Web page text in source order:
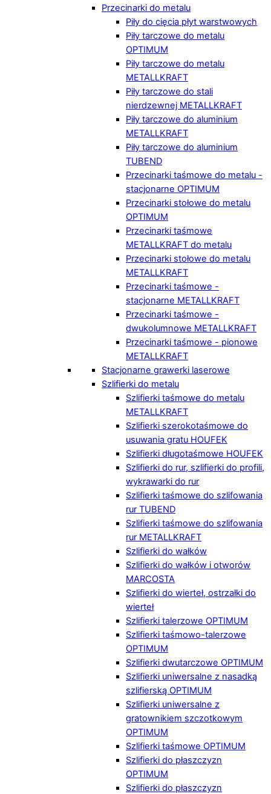
Przecinarki do metalu
Piły do cięcia płyt warstwowych
Piły tarczowe do metalu
OPTIMUM
Piły tarczowe do metalu
METALLKRAFT
Piły tarczowe do stali
nierdzewnej METALLKRAFT
Piły tarczowe do aluminium
METALLKRAFT
Piły tarczowe do aluminium
TUBEND
Przecinarki taśmowe do metalu -
stacjonarne OPTIMUM
Przecinarki stołowe do metalu
OPTIMUM
Przecinarki taśmowe
METALLKRAFT do metalu
Przecinarki stołowe do metalu
METALLKRAFT
Przecinarki taśmowe -
stacjonarne METALLKRAFT
Przecinarki taśmowe -
dwukolumnowe METALLKRAFT
Przecinarki taśmowe - pionowe
METALLKRAFT
Stacjonarne grawerki laserowe
Szlifierki do metalu
Szlifierki taśmowe do metalu
METALLKRAFT
Szlifierki szerokotaśmowe do
usuwania gratu HOUFEK
Szlifierki długotaśmowe HOUFEK
Szlifierki do rur, szlifierki do profili,
wykrawarki do rur
Szlifierki taśmowe do szlifowania
rur TUBEND
Szlifierki taśmowe do szlifowania
rur METALLKRAFT
Szlifierki do wałków
Szlifierki do wałków i otworów
MARCOSTA
Szlifierki do wierteł, ostrzałki do
wierteł
Szlifierki talerzowe OPTIMUM
Szlifierki taśmowo-talerzowe
OPTIMUM
Szlifierki dwutarczowe OPTIMUM
Szlifierki uniwersalne z nasadką
szlifierską OPTIMUM
Szlifierki uniwersalne z
gratownikiem szczotkowym
OPTIMUM
Szlifierki taśmowe OPTIMUM
Szlifierki do płaszczyzn
OPTIMUM
Szlifierki do płaszczyzn